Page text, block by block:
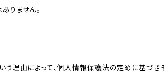
りません。
う理由によって、個人情報保護法の定めに基づき